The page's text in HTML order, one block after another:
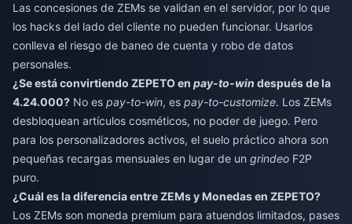
Las concesiones de ZEMs se validan en el servidor, por lo que
los hacks del lado del cliente no pueden funcionar. Usarlos
conlleva el riesgo de baneo de cuenta y robo de datos
personales.
¿Se está convirtiendo ZEPETO en pay-to-win después de la
4.24.000? No es pay-to-win, es pay-to-customize. Los ZEMs
desbloquean artículos cosméticos, no poder de juego. Pero
para los personalizadores activos, el suelo práctico ahora son
pequeñas recargas mensuales en lugar de un grindeo F2P
puro.
¿Cuál es la diferencia entre ZEMs y Monedas en ZEPETO?
Los ZEMs son moneda premium para atuendos limitados, pases